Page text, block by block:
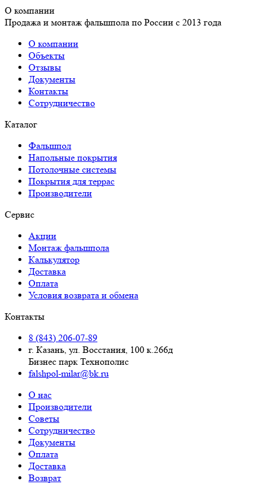
О компании
Продажа и монтаж фальшпола по России с 2013 года
О компании
Объекты
Отзывы
Документы
Контакты
Сотрудничество
Каталог
Фальшпол
Напольные покрытия
Потолочные системы
Покрытия для террас
Производители
Сервис
Акции
Монтаж фальшпола
Калькулятор
Доставка
Оплата
Условия возврата и обмена
Контакты
8 (843) 206-07-89
г. Казань, ул. Восстания, 100 к.266д
Бизнес парк Технополис
falshpol-milar@bk.ru
О нас
Производители
Советы
Сотрудничество
Документы
Оплата
Доставка
Возврат